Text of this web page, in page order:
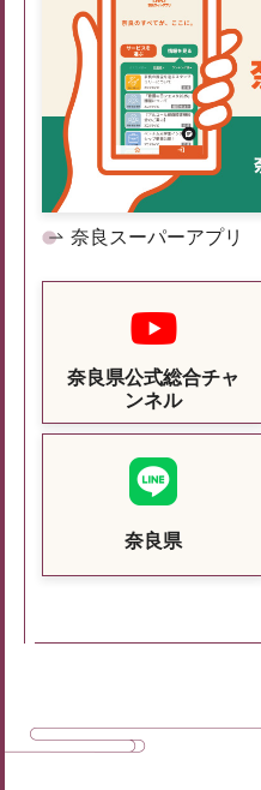
奈良スーパーアプリ
奈良県公式総合チャ
ンネル
奈良県